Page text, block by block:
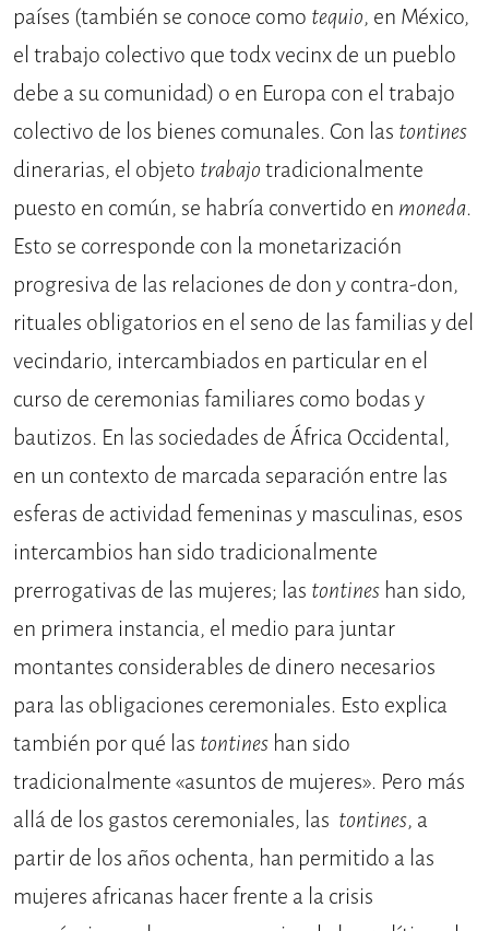
países (también se conoce como tequio, en México,
el trabajo colectivo que todx vecinx de un pueblo
debe a su comunidad) o en Europa con el trabajo
colectivo de los bienes comunales. Con las tontines
dinerarias, el objeto trabajotradicionalmente
puesto en común, se habría convertido en moneda.
Esto se corresponde con la monetarización
progresiva de las relaciones de don y contra-don,
rituales obligatorios en el seno de las familias y del
vecindario, intercambiados en particular en el
curso de ceremonias familiares como bodas y
bautizos. En las sociedades de África Occidental,
en un contexto de marcada separación entre las
esferas de actividad femeninas y masculinas, esos
intercambios han sido tradicionalmente
prerrogativas de las mujeres; las tontines han sido,
en primera instancia, el medio para juntar
montantes considerables de dinero necesarios
para las obligaciones ceremoniales. Esto explica
también por qué las tontines han sido
tradicionalmente «asuntos de mujeres». Pero más
allá de los gastos ceremoniales, las tontines, a
partir de los años ochenta, han permitido a las
mujeres africanas hacer frente a la crisis